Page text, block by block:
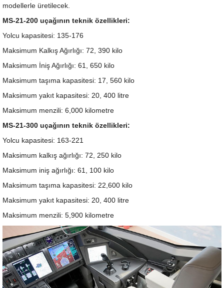
modellerle üretilecek.
MS-21-200 uçağının teknik özellikleri:
Yolcu kapasitesi: 135-176
Maksimum Kalkış Ağırlığı: 72, 390 kilo
Maksimum İniş Ağırlığı: 61, 650 kilo
Maksimum taşıma kapasitesi: 17, 560 kilo
Maksimum yakıt kapasitesi: 20, 400 litre
Maksimum menzili: 6,000 kilometre
MS-21-300 uçağının teknik özellikleri:
Yolcu kapasitesi: 163-221
Maksimum kalkış ağırlığı: 72, 250 kilo
Maksimum iniş ağırlığı: 61, 100 kilo
Maksimum taşıma kapasitesi: 22,600 kilo
Maksimum yakıt kapasitesi: 20, 400 litre
Maksimum menzili: 5,900 kilometre